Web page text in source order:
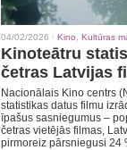
04/02/2026 · Kino Kultūras
Kinoteātru
četras Latvijas
Nacionālais Kino centrs
statistikas datus filmu
īpašus sasniegumus –
četras vietējās filmas,
pirmoreiz pārsniegusi 24